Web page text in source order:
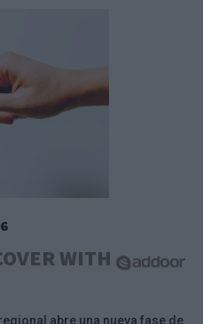
WITH
abre una nueva fase de